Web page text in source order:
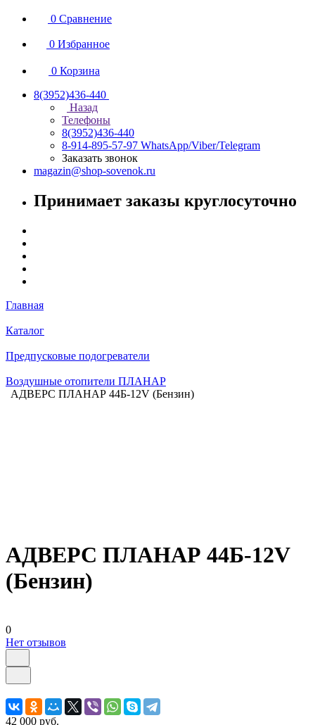
0 Сравнение
0 Избранное
0 Корзина
8(3952)436-440
Назад
Телефоны
8(3952)436-440
8-914-895-57-97 WhatsApp/Viber/Telegram
Заказать звонок
magazin@shop-sovenok.ru
Принимает заказы круглосуточно
Главная
Каталог
Предпусковые подогреватели
Воздушные отопители ПЛАНАР
АДВЕРС ПЛАНАР 44Б-12V (Бензин)
АДВЕРС ПЛАНАР 44Б-12V
(Бензин)
0
Нет отзывов
42 000 руб.